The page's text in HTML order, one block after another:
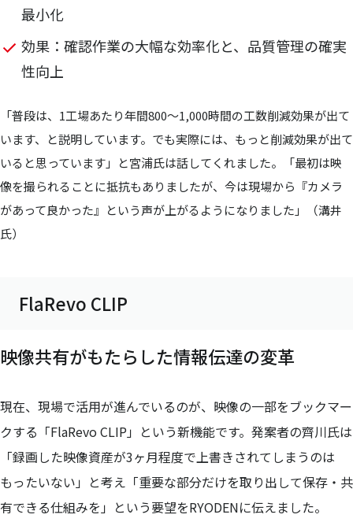
最小化
効果：確認作業の大幅な効率化と、品質管理の確実
性向上
「普段は、1工場あたり年間800〜1,000時間の工数削減効果が出て
います、と説明しています。でも実際には、もっと削減効果が出て
いると思っています」と宮浦氏は話してくれました。「最初は映
像を撮られることに抵抗もありましたが、今は現場から『カメラ
があって良かった』という声が上がるようになりました」（溝井
氏）
FlaRevo CLIP
映像共有がもたらした情報伝達の変革
現在、現場で活用が進んでいるのが、映像の一部をブックマー
クする「FlaRevo CLIP」という新機能です。発案者の齊川氏は
「録画した映像資産が3ヶ月程度で上書きされてしまうのは
もったいない」と考え「重要な部分だけを取り出して保存・共
有できる仕組みを」という要望をRYODENに伝えました。